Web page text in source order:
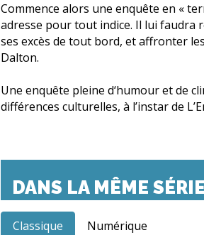
Commence alors une enquête en «
adresse pour tout indice. Il lui faudra
ses excès de tout bord, et affronter
Dalton.
Une enquête pleine d‘humour et de
différences culturelles, à l’instar de
DANS LA MÊME SÉRIE
Classique Numérique